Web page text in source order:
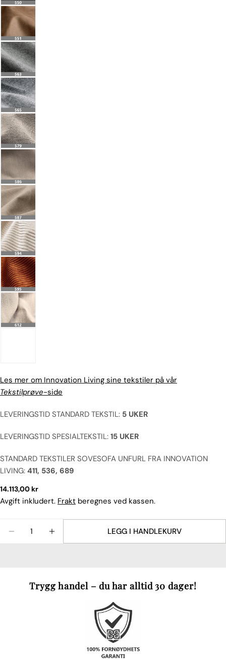
Les mer om Innovation Living sine tekstiler på vår
Tekstilprøve-side
LEVERINGSTID STANDARD TEKSTIL: 5 UKER
LEVERINGSTID SPESIALTEKSTIL: 15 UKER
STANDARD TEKSTILER SOVESOFA UNFURL FRA INNOVATION
LIVING: 411, 536, 689
Vanlig
pris
14.113,00 kr
Avgift inkludert. Frakt beregnes ved kassen.
REDUSER ANTALLET FOR SOVESOFA UNFURL
ØK ANTALLET FOR SOVESOFA UNFURL
LEGG I HANDLEKURV
Trygg handel – du har alltid 30 dager!